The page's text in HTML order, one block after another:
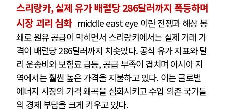
스리랑카, 실제 유가 배럴당 286달러까지 폭등하며
시장 괴리 심화 middle east eye 이란 전쟁과 해상 봉
쇄로 원유 공급이 막히면서 스리랑카에서는 실제 거래 가
격이 배럴당 286달러까지 치솟았다. 공식 유가 지표와 달
리 운송비와 보험료 급등, 공급 부족이 겹치며 아시아 지
역에서는 훨씬 높은 가격을 지불하고 있다. 이는 글로벌
에너지 시장의 가격 왜곡을 심화시키고 수입 의존 국가들
의 경제 부담을 크게 키우고 있다.